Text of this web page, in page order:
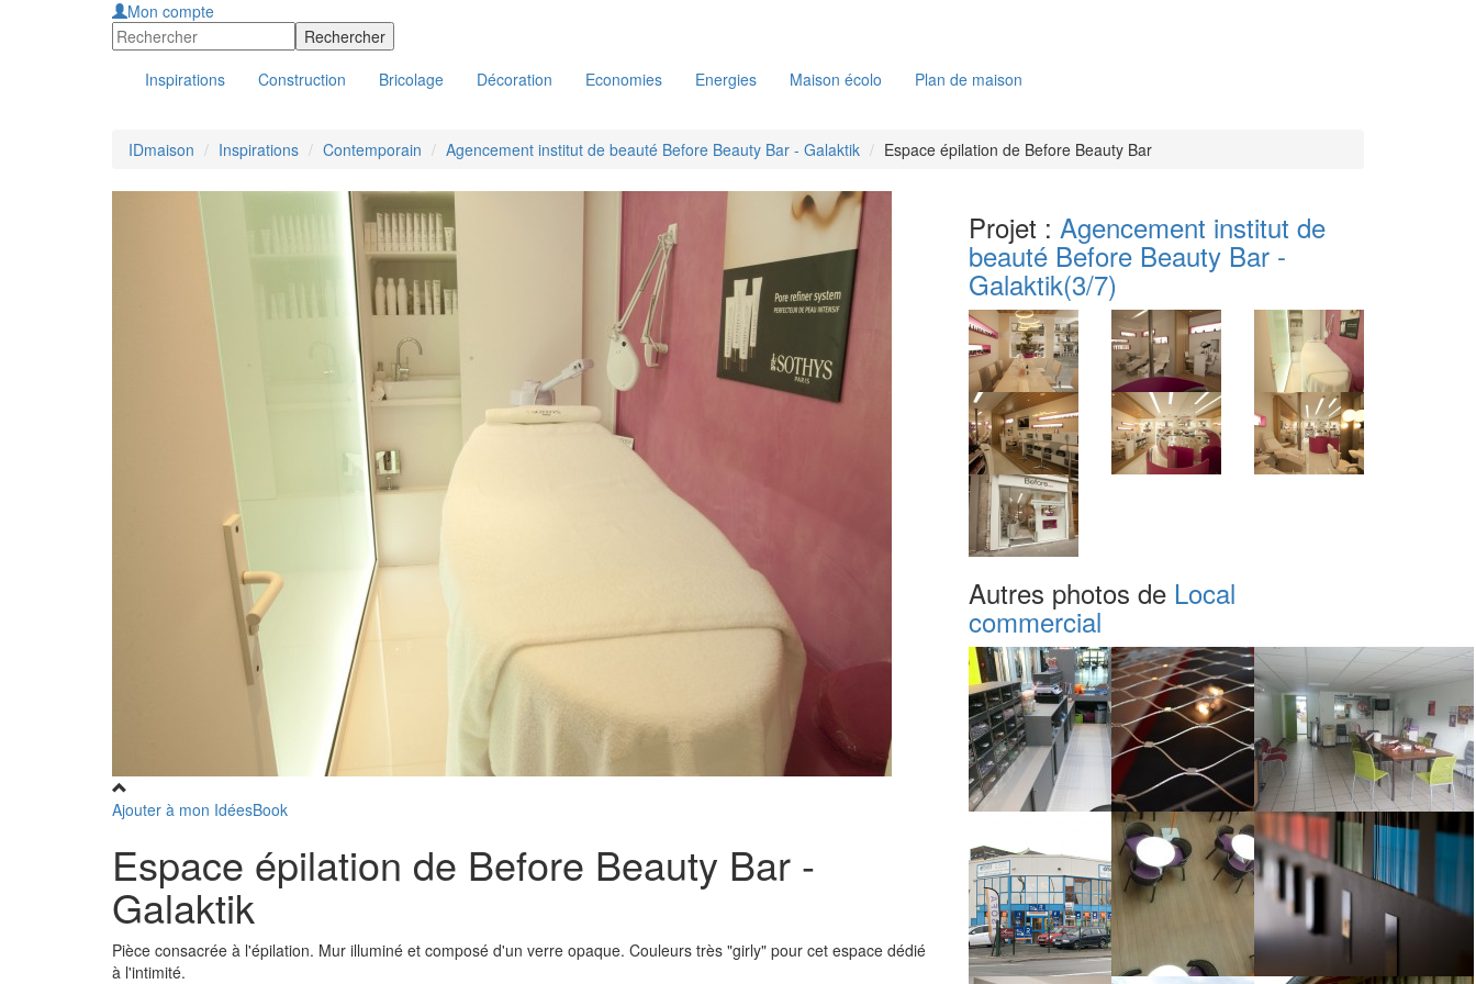
Mon compte
Inspirations Construction Bricolage Décoration Economies Energies Maison écolo Plan de maison
IDmaison Inspirations Contemporain Agencement institut de beauté Before Beauty Bar - Galaktik Espace épilation de Before Beauty Bar
Ajouter à mon IdéesBook
Espace épilation de Before Beauty Bar -
Galaktik
Pièce consacrée à l'épilation. Mur illuminé et composé d'un verre opaque. Couleurs très "girly" pour cet espace dédié
à l'intimité.
Projet : Agencement institut de
beauté Before Beauty Bar -
Galaktik(3/7)
Autres photos de Local
commercial